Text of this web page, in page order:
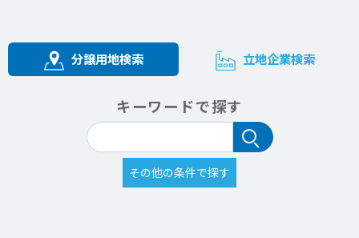
分譲用地検索 立地企業検索
キーワードで探す